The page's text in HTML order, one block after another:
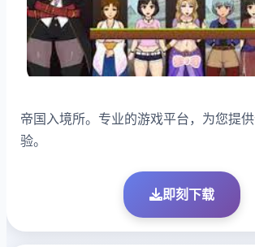
帝国入境所。专业的游戏平台，为您提
验。
即刻下载